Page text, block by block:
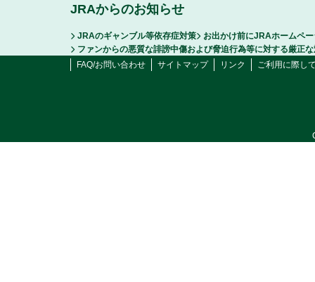
JRAからのお知らせ
JRAのギャンブル等依存症対策
お出かけ前にJRAホームペ
ファンからの悪質な誹謗中傷および脅迫行為等に対する厳正
FAQ/お問い合わせ
サイトマップ リンク ご利用に際し